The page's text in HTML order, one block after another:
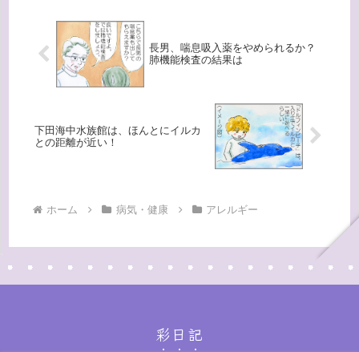
長男、喘息吸入薬をやめられるか？
肺機能検査の結果は
下田海中水族館は、ほんとにイルカ
との距離が近い！
ホーム 病気・健康 アレルギー
彩日記